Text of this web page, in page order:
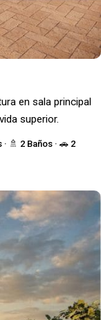
🚿 2 Baños · 🚗 2
en sala principal
superior.